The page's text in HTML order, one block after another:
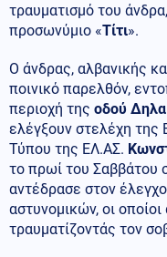
τραυματισμό του
προσωνύμιο «Τίτι».
Ο άνδρας, αλβανικής
ποινικό παρελθόν,
περιοχή της οδού
ελέγξουν στελέχη
Τύπου της ΕΛ.ΑΣ.
το πρωί του Σαββάτου
αντέδρασε στον
αστυνομικών, οι
τραυματίζοντάς τον